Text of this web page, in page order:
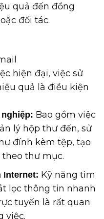
quả đến đồng
đối tác.
hiện đại, việc sử
quả là điều kiện
Bao gồm việc
lý hộp thư đến, sử
đính kèm tệp, tạo
thư mục.
Internet: Kỹ năng tìm
lọc thông tin nhanh
tuyến là rất quan
việc.